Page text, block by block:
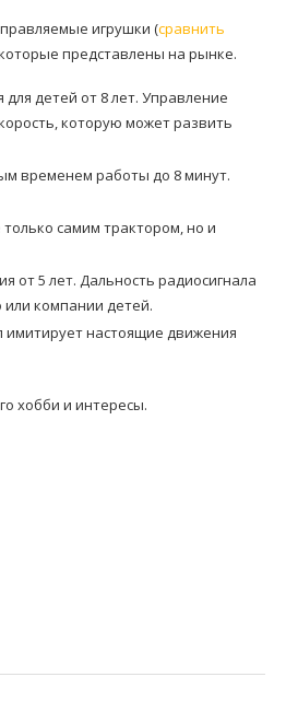
игрушки (сравнить
представлены на рынке.
детей от 8 лет. Управление
которую может развить
временем работы до 8 минут.
самим трактором, но и
от 5 лет. Дальность радиосигнала
компании детей.
настоящие движения
хобби и интересы.